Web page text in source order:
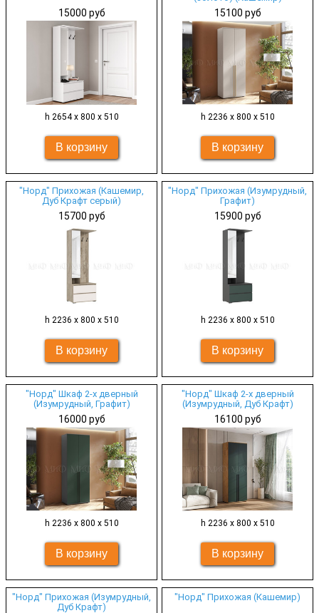
15000 руб
h 2654 х 800 х 510
15100 руб
h 2236 х 800 х 510
"Норд" Прихожая (Кашемир,
Дуб Крафт серый)
15700 руб
h 2236 х 800 х 510
"Норд" Прихожая (Изумрудный,
Графит)
15900 руб
h 2236 х 800 х 510
"Норд" Шкаф 2-х дверный
(Изумрудный, Графит)
16000 руб
h 2236 х 800 х 510
"Норд" Шкаф 2-х дверный
(Изумрудный, Дуб Крафт)
16100 руб
h 2236 х 800 х 510
"Норд" Прихожая (Изумрудный,
Дуб Крафт)
"Норд" Прихожая (Кашемир)